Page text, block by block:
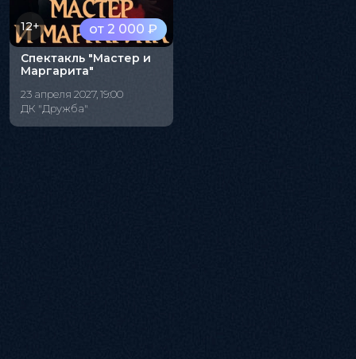
от 2 000 ₽
12+
Спектакль "Мастер и
Маргарита"
23 апреля 2027, 19:00
ДК "Дружба"